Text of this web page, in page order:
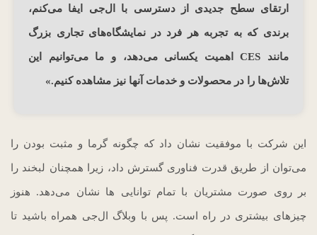
ارتقای سطح جدیدی از دسترسی با ال‌جی ایفا می‌کنم،
برندی که به تجربه هر فرد در نمایشگاه‌های تجاری بزرگ
مانند CES اهمیت یکسانی می‌دهد، و ما می‌توانیم این
تلاش‌ها را در محصولات و خدمات آنها نیز مشاهده کنیم.»
این شرکت با موفقیت نشان داد که چگونه گرما و مثبت بودن را
می‌توان از طریق قدرت فناوری گسترش داد، زیرا همچنان لبخند را
بر روی صورت مشتریان با تمام توانایی ها نشان می‌دهد. هنوز
چیزهای بیشتری در راه است. پس با وبلاگ ال‌جی همراه باشید تا